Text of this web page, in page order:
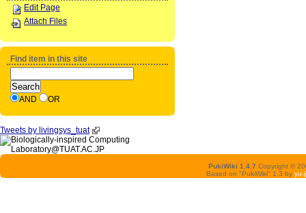
Edit Page
Attach Files
Find item in this site
AND OR
Tweets by livingsys_tuat
PukiWiki 1.4.7 Copyright ©
Based on "PukiWiki" 1.3 by yu-ji